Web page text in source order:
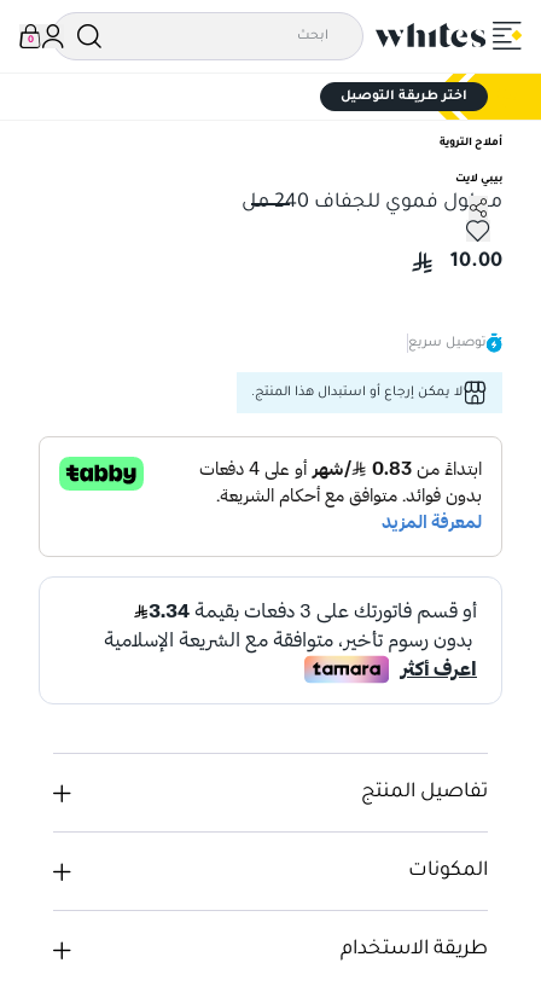
0
اختر طريقة التوصيل
أملاح التروية
بيبي لايت
محلول فموي للجفاف 240 مل
محلول فموي للجفاف 240 مل
10.00
توصيل سريع
لا يمكن إرجاع أو استبدال هذا المنتج.
تفاصيل المنتج
المكونات
طريقة الاستخدام